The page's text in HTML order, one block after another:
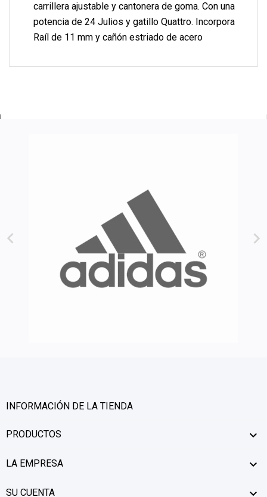
carrillera ajustable y cantonera de goma. Con una
potencia de 24 Julios y gatillo Quattro. Incorpora
Raíl de 11 mm y cañón estriado de acero
 
INFORMACIÓN DE LA TIENDA
PRODUCTOS 
LA EMPRESA 
SU CUENTA